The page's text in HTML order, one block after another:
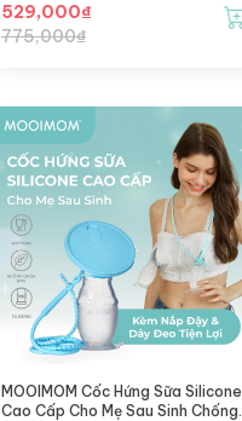
529,000₫
775,000₫
MOOIMOM Cốc Hứng Sữa Silicone
Cao Cấp Cho Mẹ Sau Sinh Chống